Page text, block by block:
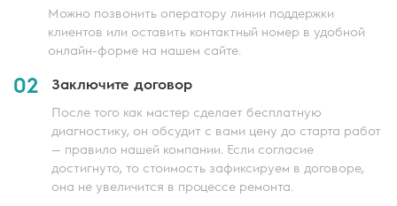
Можно позвонить оператору линии поддержки
клиентов или оставить контактный номер в удобной
онлайн-форме на нашем сайте.
02 Заключите договор
После того как мастер сделает бесплатную
диагностику, он обсудит с вами цену до старта работ
— правило нашей компании. Если согласие
достигнуто, то стоимость зафиксируем в договоре,
она не увеличится в процессе ремонта.